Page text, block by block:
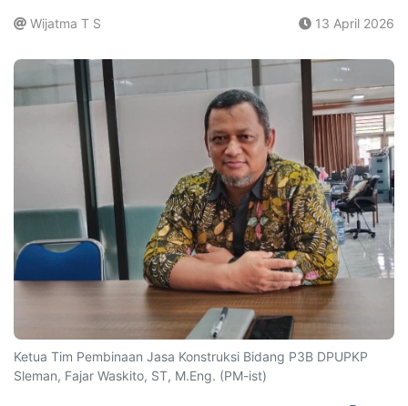
Wijatma T S 13 April 2026
Ketua Tim Pembinaan Jasa Konstruksi Bidang P3B DPUPKP
Sleman, Fajar Waskito, ST, M.Eng. (PM-ist)